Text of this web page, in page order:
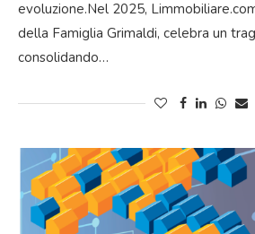
evoluzione.Nel 2025,
della Famiglia Grimaldi, celebra un
consolidando…